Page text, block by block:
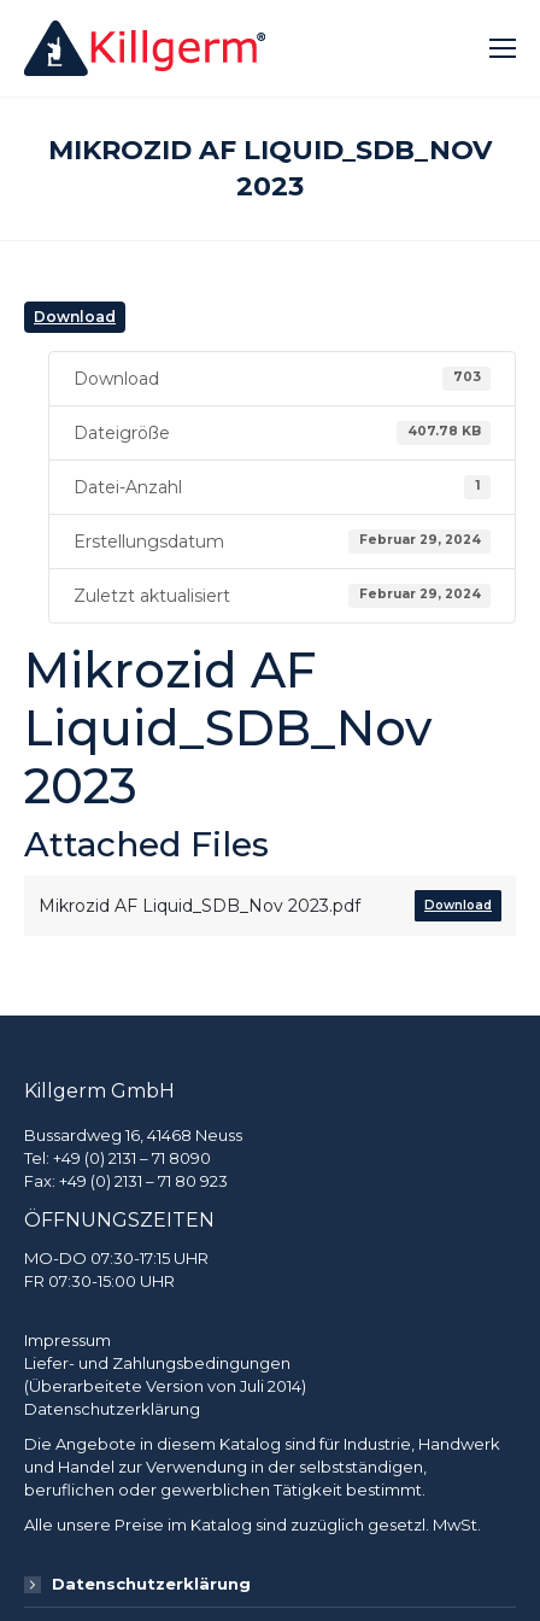
MIKROZID AF LIQUID_SDB_NOV
2023
Download
Download 703
Dateigröße 407.78 KB
Datei-Anzahl 1
Erstellungsdatum Februar 29, 2024
Zuletzt aktualisiert Februar 29, 2024
Mikrozid AF
Liquid_SDB_Nov
2023
Attached Files
Mikrozid AF Liquid_SDB_Nov 2023.pdf Download
Killgerm GmbH
Bussardweg 16, 41468 Neuss
Tel: +49 (0) 2131 – 71 8090
Fax: +49 (0) 2131 – 71 80 923
ÖFFNUNGSZEITEN
MO-DO 07:30-17:15 UHR
FR 07:30-15:00 UHR
Impressum
Liefer- und Zahlungsbedingungen
(Überarbeitete Version von Juli 2014)
Datenschutzerklärung
Die Angebote in diesem Katalog sind für Industrie, Handwerk
und Handel zur Verwendung in der selbstständigen,
beruflichen oder gewerblichen Tätigkeit bestimmt.
Alle unsere Preise im Katalog sind zuzüglich gesetzl. MwSt.
Datenschutzerklärung